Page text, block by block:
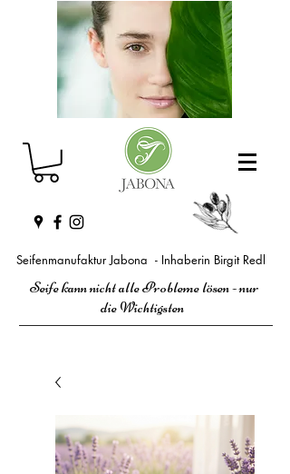
Seifenmanufaktur Jabona - Inhaberin Birgit Redl
Seife kann nicht alle Probleme lösen - nur
die Wichtigsten